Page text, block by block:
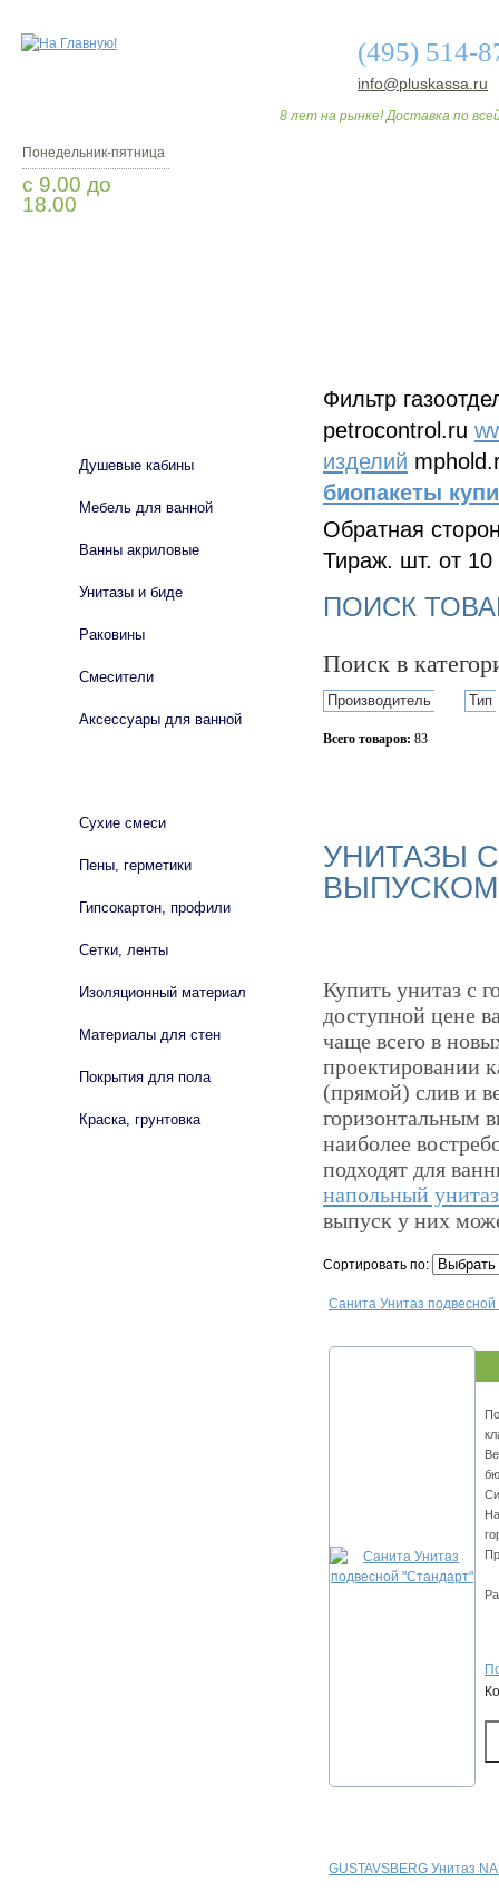
(495) 514-
info@pluskassa.ru
8 лет на рынке! Доставка по
Понедельник-пятница
с 9.00 до
18.00
Фильтр
petrocontrol.ru
изделий
биопакеты
Обратная
Тираж. шт. от 10
ПОИСК
Поиск в
Производитель Тип
Всего товаров: 83
УНИТАЗЫ
Купить унитаз с
доступной цене
чаще всего в
проектировании
(прямой) слив и
горизонтальным
наиболее
подходят для
напольный унитаз
выпуск у них
Сортировать по:
Санита Унитаз
GUSTAVSBERG Унитаз
Душевые кабины
Мебель для ванной
Ванны акриловые
Унитазы и биде
Раковины
Смесители
Аксессуары для ванной
Сухие смеси
Пены, герметики
Гипсокартон, профили
Сетки, ленты
Изоляционный материал
Материалы для стен
Покрытия для пола
Краска, грунтовка